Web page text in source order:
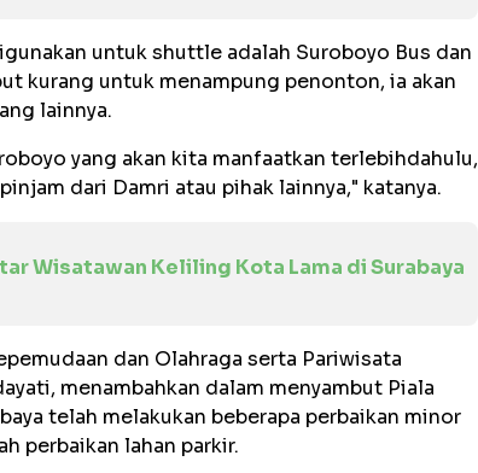
untuk shuttle adalah Suroboyo Bus dan
kurang untuk menampung penonton, ia akan
lainnya.
yang akan kita manfaatkan terlebihdahulu,
dari Damri atau pihak lainnya," katanya.
Wisatawan Keliling Kota Lama di Surabaya
dan Olahraga serta Pariwisata
menambahkan dalam menyambut Piala
telah melakukan beberapa perbaikan minor
perbaikan lahan parkir.